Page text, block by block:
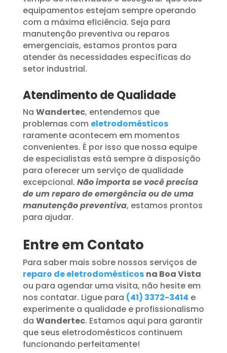
equipamentos estejam sempre operando
com a máxima eficiência. Seja para
manutenção preventiva ou reparos
emergenciais, estamos prontos para
atender às necessidades específicas do
setor industrial.
Atendimento de Qualidade
Na Wandertec, entendemos que
problemas com eletrodomésticos
raramente acontecem em momentos
convenientes. É por isso que nossa equipe
de especialistas está sempre à disposição
para oferecer um serviço de qualidade
excepcional. Não importa se você precisa
de um reparo de emergência ou de uma
manutenção preventiva, estamos prontos
para ajudar.
Entre em Contato
Para saber mais sobre nossos serviços de
reparo de eletrodomésticos na Boa Vista
ou para agendar uma visita, não hesite em
nos contatar. Ligue para (41) 3372-3414 e
experimente a qualidade e profissionalismo
da Wandertec. Estamos aqui para garantir
que seus eletrodomésticos continuem
funcionando perfeitamente!